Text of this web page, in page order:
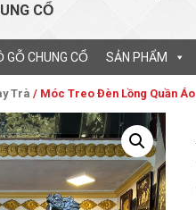
CỔ
GỖ CHUNG CỔ SẢN PHẨM
Trà / Móc Treo Đèn Lồng Quần Áo